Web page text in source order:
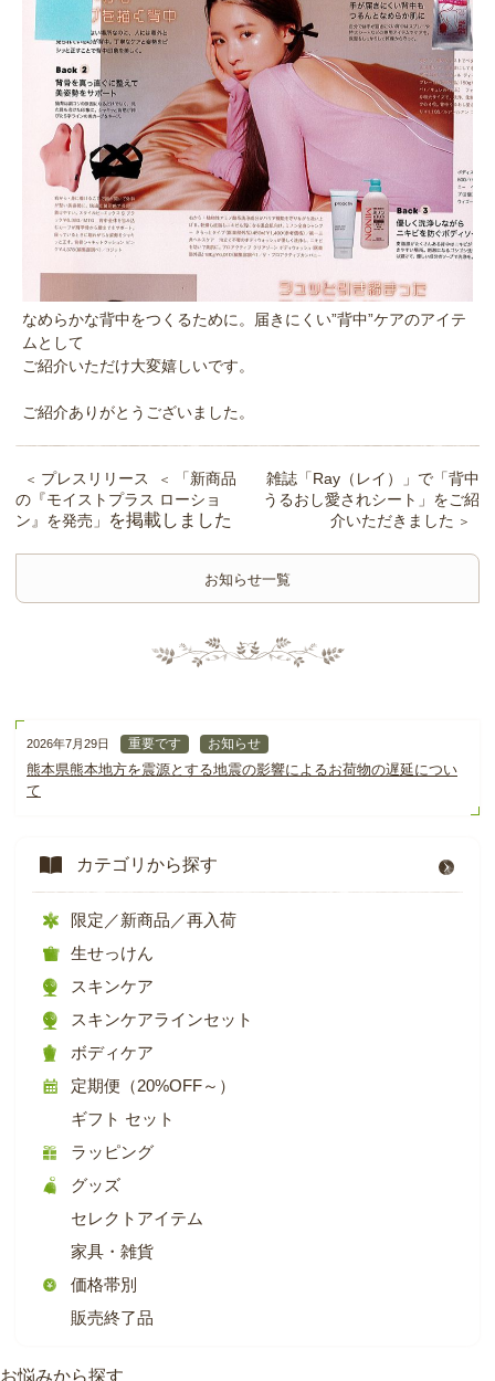
なめらかな背中をつくるために。届きにくい”背中”ケアのアイテ
ムとして
ご紹介いただけ大変嬉しいです。
ご紹介ありがとうございました。
雑誌「Ray（レイ）」で「背中
うるおし愛されシート」をご紹
介いただきました
プレスリリース
「新商品
の『モイストプラス ローショ
ン』を発売」
を掲載しました
お知らせ一覧
2026年7月29日 重要です お知らせ
熊本県熊本地方を震源とする地震の影響によるお荷物の遅延につい
て
カテゴリから探す
限定／新商品／再入荷
生せっけん
スキンケア
スキンケアラインセット
ボディケア
定期便（20%OFF～）
ギフト セット
ラッピング
グッズ
セレクトアイテム
家具・雑貨
価格帯別
販売終了品
お悩みから探す